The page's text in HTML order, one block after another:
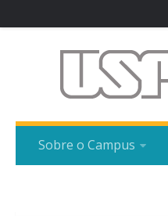
Sobre o Campus